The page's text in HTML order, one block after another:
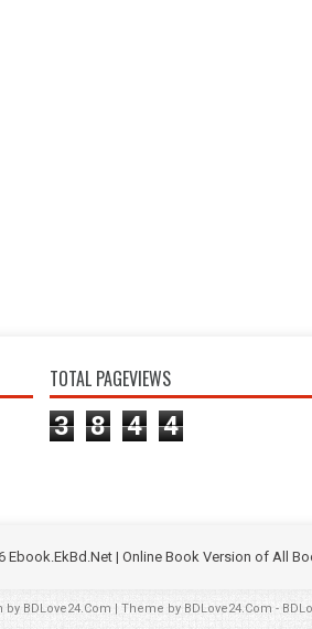
TOTAL PAGEVIEWS
3 8 4 4
Ebook.EkBd.Net | Online Book Version of All
by BDLove24.Com | Theme by BDLove24.Com -